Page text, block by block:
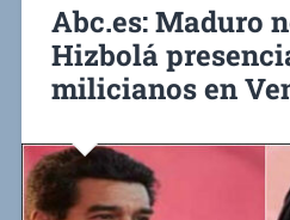
Abc.es: Maduro
Hizbolá
milicianos en